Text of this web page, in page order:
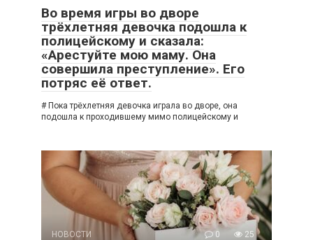
Во время игры во дворе
трёхлетняя девочка подошла к
полицейскому и сказала:
«Арестуйте мою маму. Она
совершила преступление». Его
потряс её ответ.
# Пока трёхлетняя девочка играла во дворе, она
подошла к проходившему мимо полицейскому и
НОВОСТИ 0 25